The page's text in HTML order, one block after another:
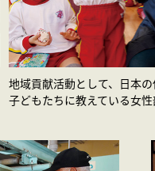
地域貢献活動として、日本
子どもたちに教えている女